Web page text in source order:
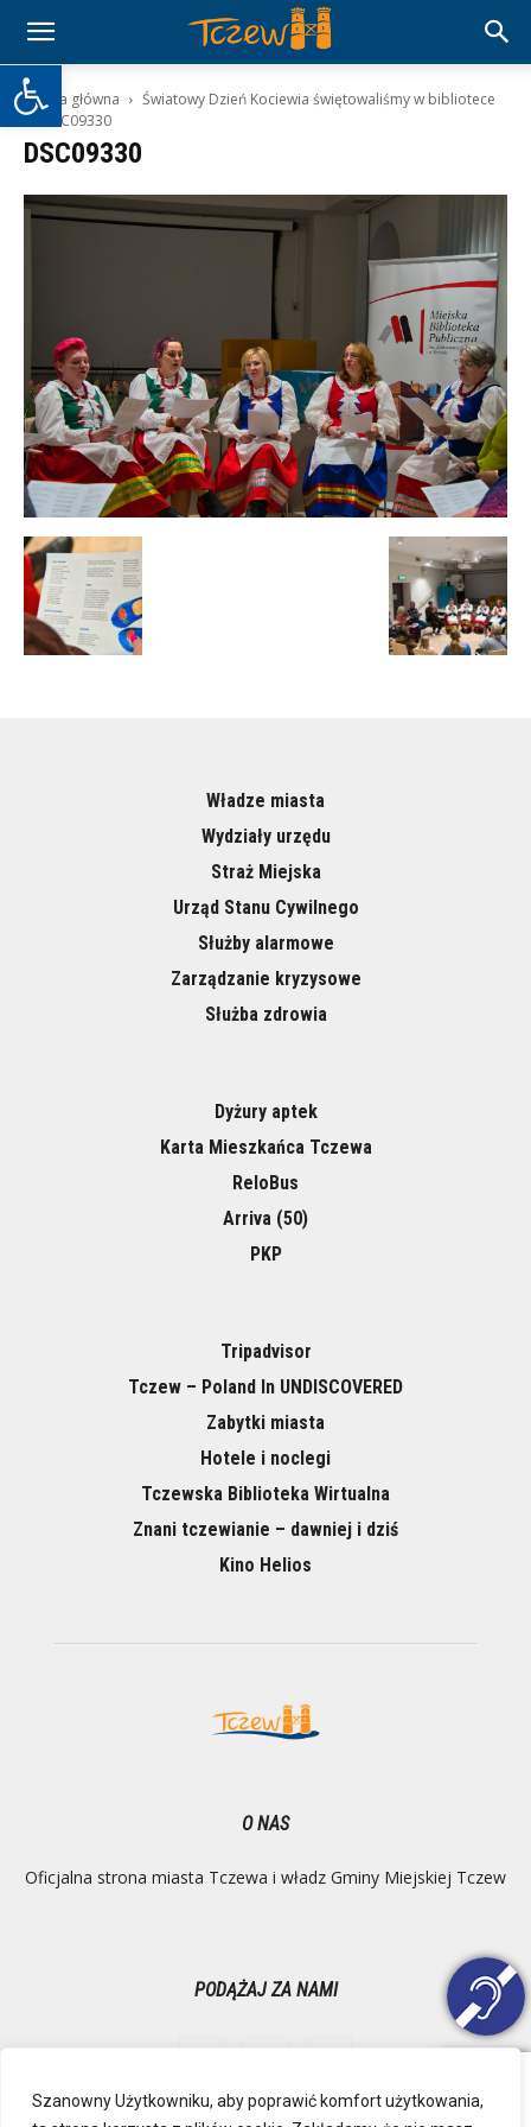
Otwórz pasek narzędzi
Szanowny Użytkowniku, aby poprawić komfort użytkowania,
Strona główna
Światowy Dzień Kociewia świętowaliśmy w bibliotece
DSC09330
DSC09330
Władze miasta
Wydziały urzędu
Straż Miejska
Urząd Stanu Cywilnego
Służby alarmowe
Zarządzanie kryzysowe
Służba zdrowia
Dyżury aptek
Karta Mieszkańca Tczewa
ReloBus
Arriva (50)
PKP
Tripadvisor
Tczew – Poland In UNDISCOVERED
Zabytki miasta
Hotele i noclegi
Tczewska Biblioteka Wirtualna
Znani tczewianie – dawniej i dziś
Kino Helios
O NAS
Oficjalna strona miasta Tczewa i władz Gminy Miejskiej Tczew
PODĄŻAJ ZA NAMI